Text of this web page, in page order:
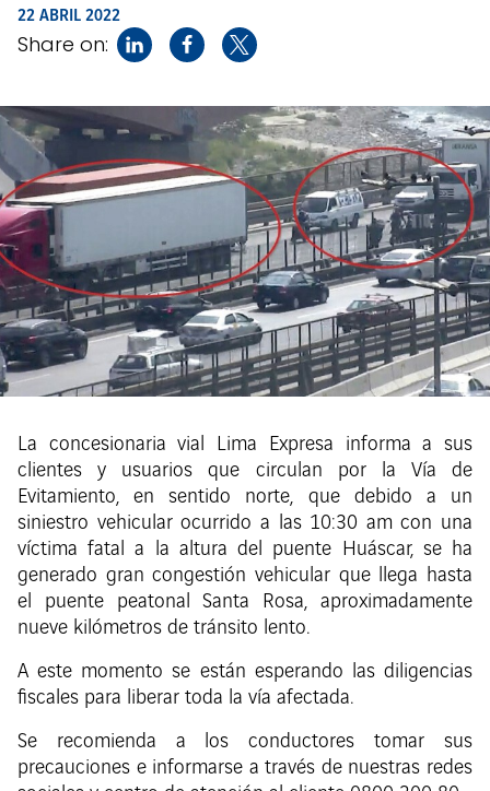
22 ABRIL 2022
Share on:
La concesionaria vial Lima Expresa informa a sus
clientes y usuarios que circulan por la Vía de
Evitamiento, en sentido norte, que debido a un
siniestro vehicular ocurrido a las 10:30 am con una
víctima fatal a la altura del puente Huáscar, se ha
generado gran congestión vehicular que llega hasta
el puente peatonal Santa Rosa, aproximadamente
nueve kilómetros de tránsito lento.
A este momento se están esperando las diligencias
fiscales para liberar toda la vía afectada.
Se recomienda a los conductores tomar sus
precauciones e informarse a través de nuestras redes